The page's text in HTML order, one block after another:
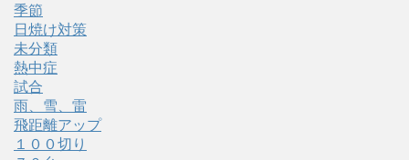
季節
日焼け対策
未分類
熱中症
試合
雨、雪、雷
飛距離アップ
１００切り